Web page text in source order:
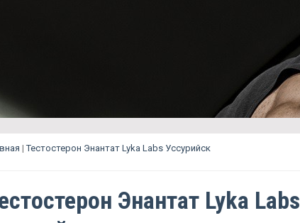
|Тестостерон Энантат Lyka Labs Уссурийск
Энантат Lyka Labs